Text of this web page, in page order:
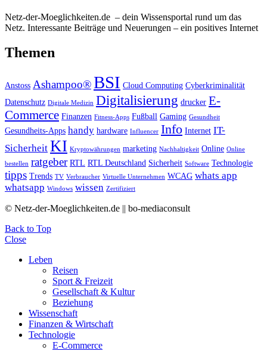
Netz-der-Moeglichkeiten.de – dein Wissensportal rund um das
Netz. Interessante Beiträge und Neuerungen – ein positives Internet
Themen
Anstoss Ashampoo®BSI Cloud Computing Cyberkriminalität
Datenschutz Digitale Medizin Digitalisierung drucker E-
Commerce Finanzen Fitness-Apps Fußball Gaming Gesundheit
Gesundheits-Apps handy hardware Influencer Info Internet IT-
Sicherheit KI Kryptowährungen marketing Nachhaltigkeit Online Online
bestellen ratgeber RTL RTL Deutschland Sicherheit Software Technologie
tipps Trends TV Verbraucher Virtuelle Unternehmen WCAG whats app
whatsapp Windows wissen Zertifiziert
© Netz-der-Moeglichkeiten.de || bo-mediaconsult
Back to Top
Close
Leben
Reisen
Sport & Freizeit
Gesellschaft & Kultur
Beziehung
Wissenschaft
Finanzen & Wirtschaft
Technologie
E-Commerce